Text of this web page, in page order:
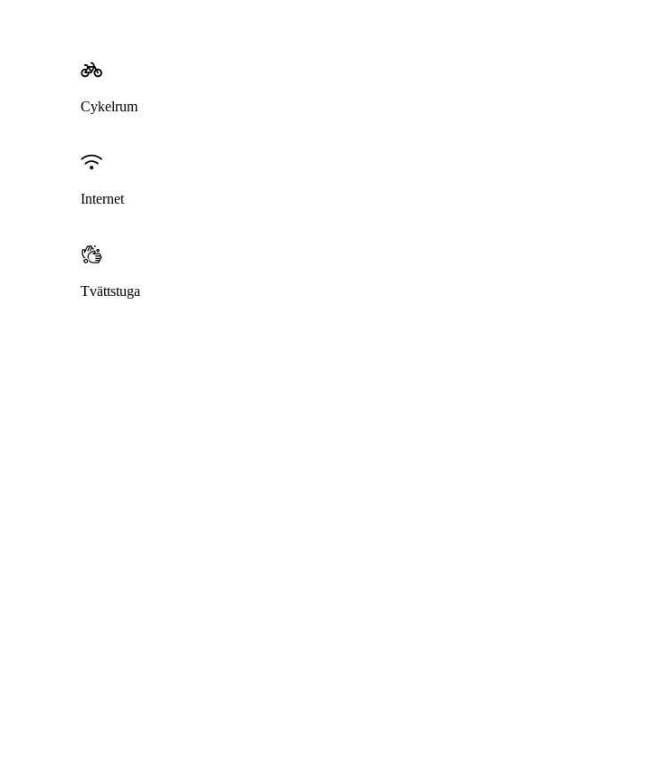
Cykelrum
Internet
Tvättstuga